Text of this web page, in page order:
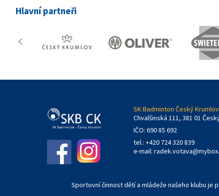
Hlavní partneři
SK Badminton Český
Chvalšinská 111, 381 01
IČO: 690 85 692
tel.: +420 724 320 839
e-mail:
Sportovní činnost dětí a mládeže našeho klubu je